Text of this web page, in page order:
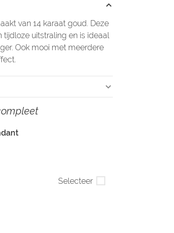
van 14 karaat goud. Deze
tijdloze uitstraling en is ideaal
Ook mooi met meerdere
Selecteer